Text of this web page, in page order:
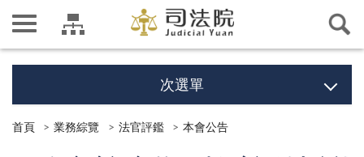
次選單
首頁 業務綜覽 法官評鑑 本會公告